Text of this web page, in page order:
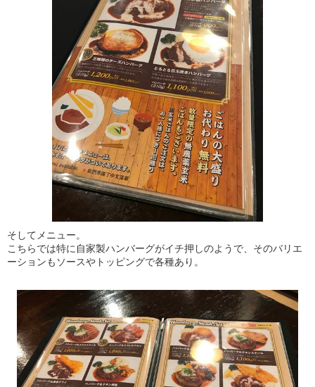
そしてメニュー。
こちらでは特に自家製ハンバーグがイチ押しのようで、そのバリエ
ーションもソースやトッピングで各種あり。